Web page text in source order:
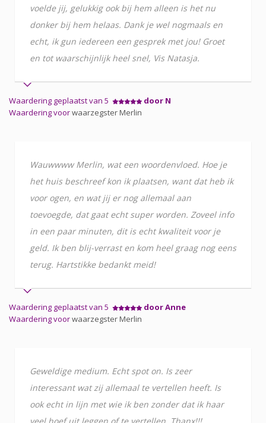
voelde jij, gelukkig ook bij hem alleen is het nu
donker bij hem helaas. Dank je wel nogmaals en
echt, ik gun iedereen een gesprek met jou! Groet
en tot waarschijnlijk heel snel, Vis Natasja.
Waardering geplaatst van 5
door N
Waardering voorwaarzegster Merlin
Wauwwww Merlin, wat een woordenvloed. Hoe je
het huis beschreef kon ik plaatsen, want dat heb ik
voor ogen, en wat jij er nog allemaal aan
toevoegde, dat gaat echt super worden. Zoveel info
in een paar minuten, dit is echt kwaliteit voor je
geld. Ik ben blij-verrast en kom heel graag nog eens
terug. Hartstikke bedankt meid!
Waardering geplaatst van 5
door Anne
Waardering voorwaarzegster Merlin
Geweldige medium. Echt spot on. Is zeer
interessant wat zij allemaal te vertellen heeft. Is
ook echt in lijn met wie ik ben zonder dat ik haar